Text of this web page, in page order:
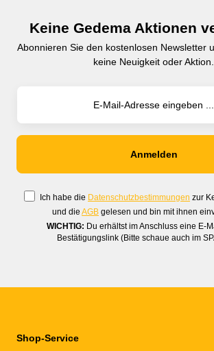
Keine Gedema Aktionen
Abonnieren Sie den kostenlosen Newsletter
keine Neuigkeit oder Aktion.
Ich habe die Datenschutzbestimmungen zur
und die AGB gelesen und bin mit ihnen
WICHTIG: Du erhältst im Anschluss eine E-
Bestätigungslink (Bitte schaue auch im
Shop-Service